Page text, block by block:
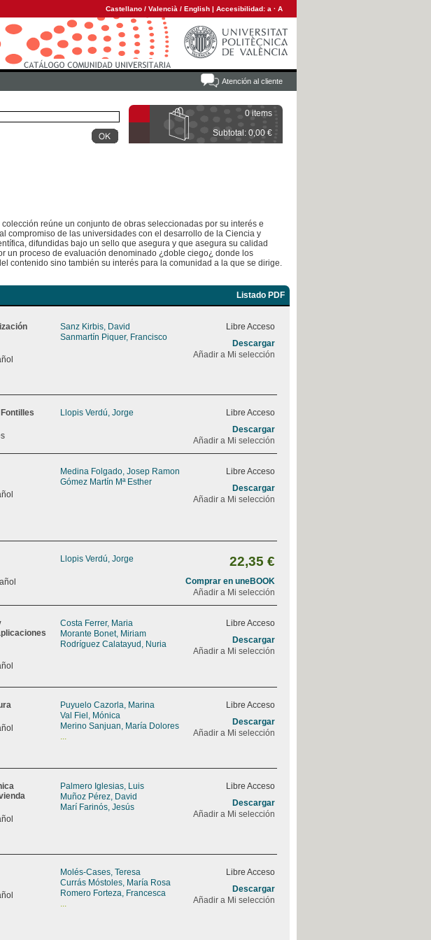
Castellano / Valencià / English | Accesibilidad: a · A
Atención al cliente
0 items
Subtotal: 0,00 €
reúne un conjunto de obras seleccionadas por su interés e
compromiso de las universidades con el desarrollo de la Ciencia y
difundidas bajo un sello que asegura y que asegura su calidad
un proceso de evaluación denominado ¿doble ciego¿ donde los
contenido sino también su interés para la comunidad a la que se dirige.
Listado PDF
Sanz Kirbis, David
Sanmartín Piquer, Francisco
Libre Acceso
Descargar
Añadir a Mi selección
Llopis Verdú, Jorge
Libre Acceso
Descargar
Añadir a Mi selección
Medina Folgado, Josep Ramon
Gómez Martín Mª Esther
Libre Acceso
Descargar
Añadir a Mi selección
Llopis Verdú, Jorge 22,35 €
Comprar en uneBOOK
Añadir a Mi selección
Costa Ferrer, Maria
Morante Bonet, Miriam
Rodríguez Calatayud, Nuria
Libre Acceso
Descargar
Añadir a Mi selección
Puyuelo Cazorla, Marina
Val Fiel, Mónica
Merino Sanjuan, María Dolores
...
Libre Acceso
Descargar
Añadir a Mi selección
Palmero Iglesias, Luis
Muñoz Pérez, David
Marí Farinós, Jesús
Libre Acceso
Descargar
Añadir a Mi selección
Molés-Cases, Teresa
Currás Móstoles, María Rosa
Romero Forteza, Francesca
...
Libre Acceso
Descargar
Añadir a Mi selección